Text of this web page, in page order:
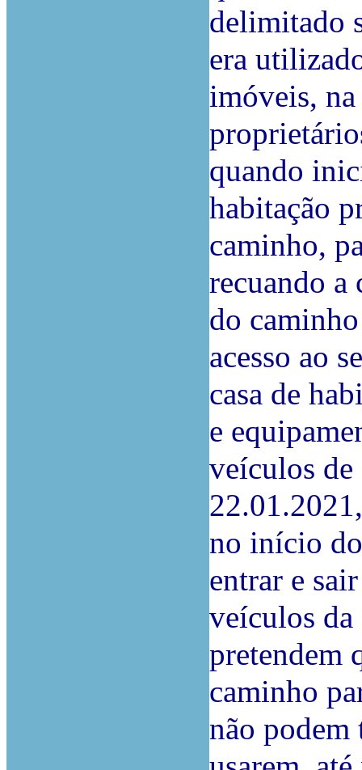
delimitado
era
imóveis,
quando
habitação
caminho,
recuando a
do
acesso ao
casa de
e
veículos de
no início
entrar e
veículos da
pretendem
caminho
não podem